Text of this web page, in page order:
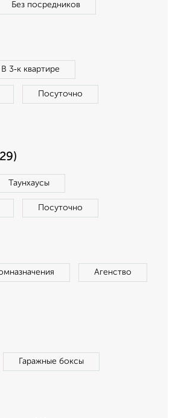
Без посредников
В 3‑к квартире
Посуточно
Таунхаусы
Посуточно
Агенство
Гаражные боксы